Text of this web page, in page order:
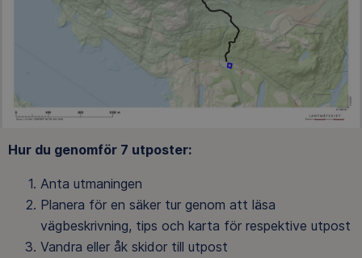
Hur du genomför 7 utposter:
Anta utmaningen
Planera för en säker tur genom att läsa
vägbeskrivning, tips och karta för respektive utpost
Vandra eller åk skidor till utpost